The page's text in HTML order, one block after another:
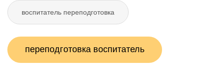
воспитатель переподготовка
переподготовка воспитатель